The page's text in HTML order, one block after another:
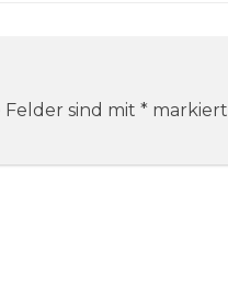
sind mit * markiert